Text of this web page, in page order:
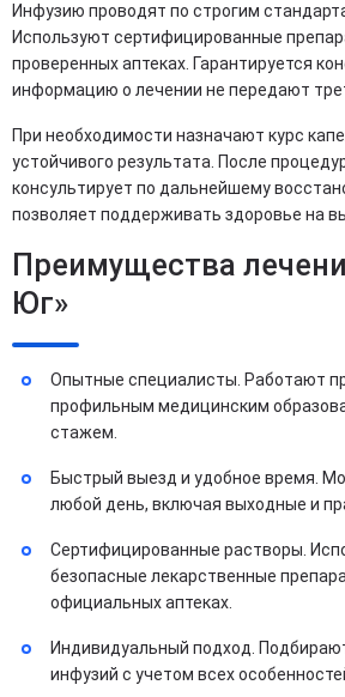
Инфузию проводят по строгим
Используют сертифицированные
проверенных аптеках. Гарантируется
информацию о лечении не передают
При необходимости назначают курс
устойчивого результата. После
консультирует по дальнейшему
позволяет поддерживать здоровье на
Преимущества
Юг»
Опытные специалисты. Работают
профильным медицинским
стажем.
Быстрый выезд и удобное время.
любой день, включая выходные и
Сертифицированные растворы.
безопасные лекарственные
официальных аптеках.
Индивидуальный подход.
инфузий с учетом всех